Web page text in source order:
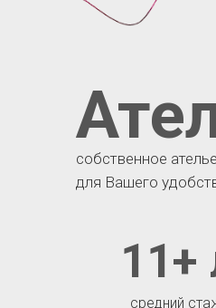
средний
11+
собственное
для Вашего